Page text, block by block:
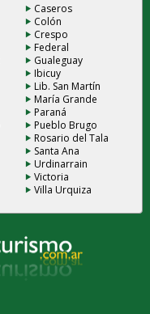
Caseros
Colón
Crespo
Federal
Gualeguay
Ibicuy
Lib. San Martín
María Grande
Paraná
Pueblo Brugo
Rosario del Tala
Santa Ana
Urdinarrain
Victoria
Villa Urquiza